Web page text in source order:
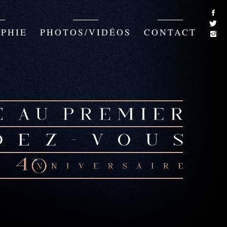
PHOTOS/VIDÉOS CONTACT